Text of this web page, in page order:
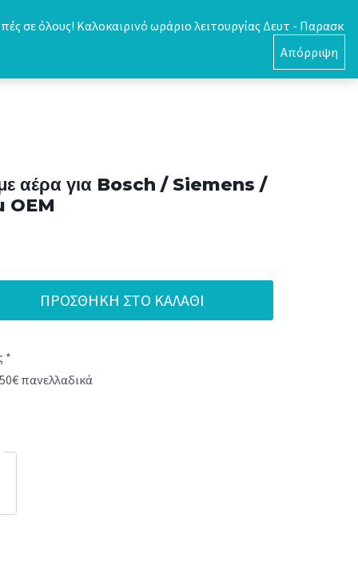
σε όλους! Καλοκαιρινό ωράριο λειτουργίας Δευτ - Παρασκ
Απόρριψη
0
αέρα για Bosch / Siemens /
OEM
ΠΡΟΣΘΉΚΗ ΣΤΟ ΚΑΛΆΘΙ
*
πανελλαδικά